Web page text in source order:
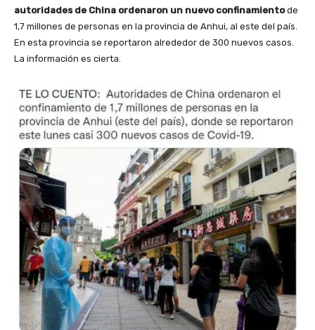
autoridades de China ordenaron un nuevo confinamientode
1,7 millones de personas en la provincia de Anhui, al este del país.
En esta provincia se reportaron alrededor de 300 nuevos casos.
La información es cierta.